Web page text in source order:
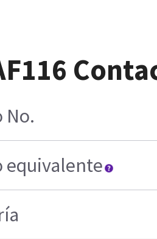
No.
equivalente